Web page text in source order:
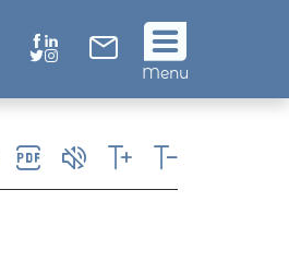
!
Menu